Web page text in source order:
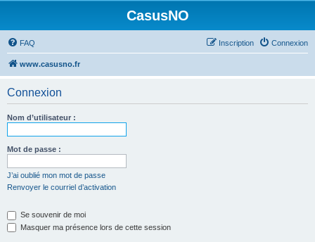
CasusNO
FAQ Connexion
Inscription
www.casusno.fr
Connexion
Nom d’utilisateur :
Mot de passe :
J’ai oublié mon mot de passe
Renvoyer le courriel d’activation
Se souvenir de moi
Masquer ma présence lors de cette session